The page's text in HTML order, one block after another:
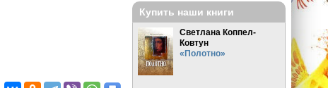
Купить наши книги
Светлана Коппел-
Ковтун
«Полотно»